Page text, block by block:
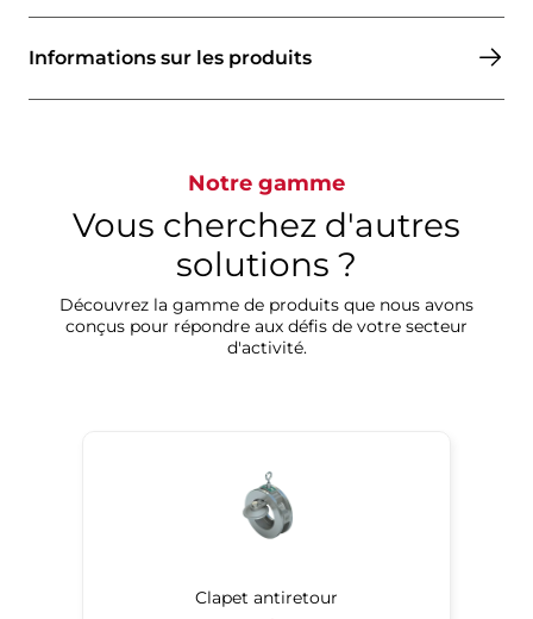
Informations sur les produits
Notre gamme
Vous cherchez d'autres
solutions ?
Découvrez la gamme de produits que nous avons
conçus pour répondre aux défis de votre secteur
d'activité.
Clapet antiretour